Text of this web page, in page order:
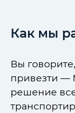
Как мы
Вы
привезти —
решение